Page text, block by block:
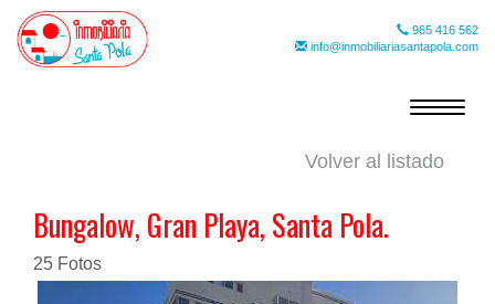
965 416 562
info@inmobiliariasantapola.com
Toggle
Volver al listado
Bungalow, Gran Playa, Santa Pola.
25 Fotos